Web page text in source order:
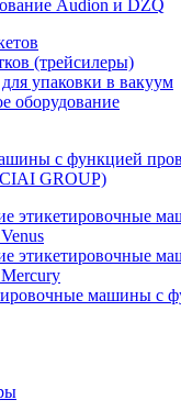
Audion и DZQ
(трейсилеры)
упаковки в вакуум
оборудование
с функцией
GROUP)
этикетировочные
этикетировочные
машины с